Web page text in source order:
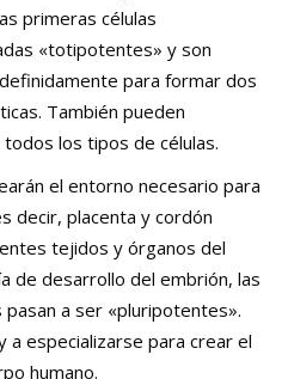
primeras células
«totipotentes» y son
para formar dos
También pueden
los tipos de células.
el entorno necesario para
decir, placenta y cordón
tejidos y órganos del
de desarrollo del embrión, las
a ser «pluripotentes».
a especializarse para crear el
humano.